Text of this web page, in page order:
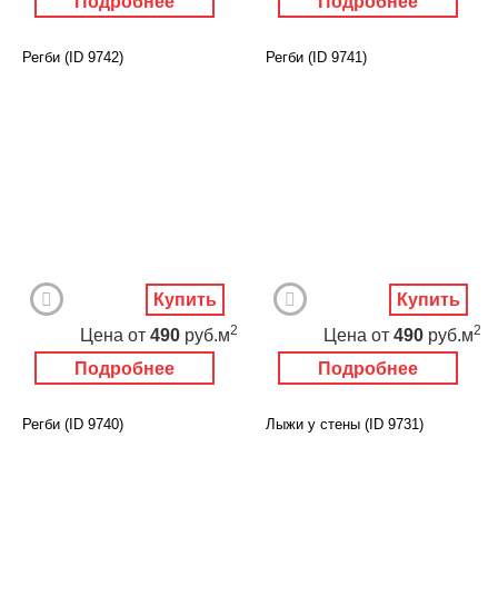
Регби (ID 9742)
Подробнее
Цена от 490 руб.м2
Купить
Регби (ID 9741)
Подробнее
Цена от 490 руб.м2
Купить
Регби (ID 9740) Лыжи у стены (ID 9731)